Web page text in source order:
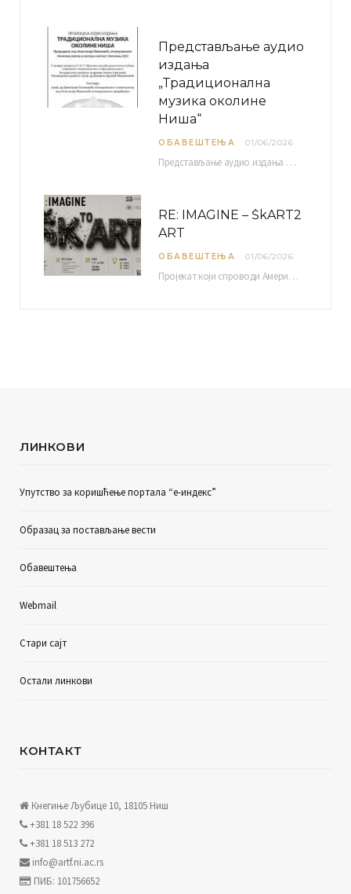
Представљање аудио
издања
„Традиционална
музика околине
Ниша“
ОБАВЕШТЕЊА 01/06/2026
Представљање аудио издања “Традиционална музика околине Ниша” организује се у оквиру пројекта О-10-17 Музичко наслеђе…
RE: IMAGINE – ŠkART2
ART
ОБАВЕШТЕЊА 01/06/2026
Пројекат који спроводи Америчка привредна комора уз подршку компаније Philip Morris International, са циљем повезивања…
ЛИНКОВИ
Упутство за коришћење портала “е-индекс”
Образац за постављање вести
Обавештења
Webmail
Стари сајт
Остали линкови
КОНТАКТ
Кнегиње Љубице 10, 18105 Ниш
+381 18 522 396
+381 18 513 272
info@artf.ni.ac.rs
ПИБ: 101756652